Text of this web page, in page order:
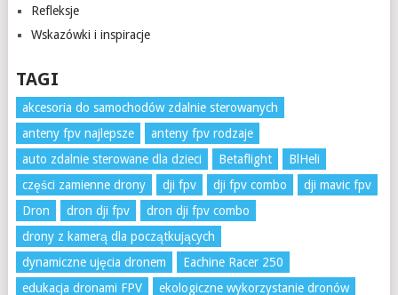
Refleksje
Wskazówki i inspiracje
TAGI
akcesoria do samochodów zdalnie sterowanych
anteny fpv najlepsze
anteny fpv rodzaje
auto zdalnie sterowane dla dzieci
Betaflight
BlHeli
części zamienne drony
dji fpv dji fpv combo
dji mavic fpv
Dron
dron dji fpv
dron dji fpv combo
drony z kamerą dla początkujących
dynamiczne ujęcia dronem
Eachine Racer 250
edukacja dronami FPV
ekologiczne wykorzystanie dronów